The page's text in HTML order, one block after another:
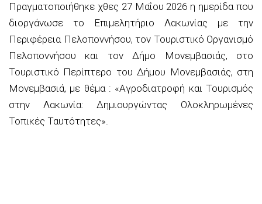
Πραγματοποιήθηκε χθες 27 Μαΐου 2026 η ημερίδα που
διοργάνωσε το Επιμελητήριο Λακωνίας με την
Περιφέρεια Πελοποννήσου, τον Τουριστικό Οργανισμό
Πελοποννήσου και τον Δήμο Μονεμβασιάς, στο
Τουριστικό Περίπτερο του Δήμου Μονεμβασιάς, στη
Μονεμβασιά, με θέμα : «Αγροδιατροφή και Τουρισμός
στην Λακωνία: Δημιουργώντας Ολοκληρωμένες
Τοπικές Ταυτότητες».